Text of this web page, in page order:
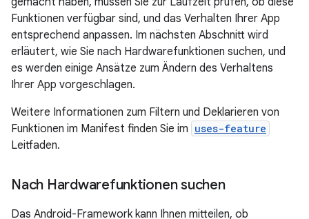
Funktionen verfügbar sind, und das Verhalten Ihrer App
entsprechend anpassen. Im nächsten Abschnitt wird
erläutert, wie Sie nach Hardwarefunktionen suchen, und
es werden einige Ansätze zum Ändern des Verhaltens
Ihrer App vorgeschlagen.
Weitere Informationen zum Filtern und Deklarieren von
Funktionen im Manifest finden Sie im uses-feature
Leitfaden.
Nach Hardwarefunktionen suchen
Das Android-Framework kann Ihnen mitteilen, ob